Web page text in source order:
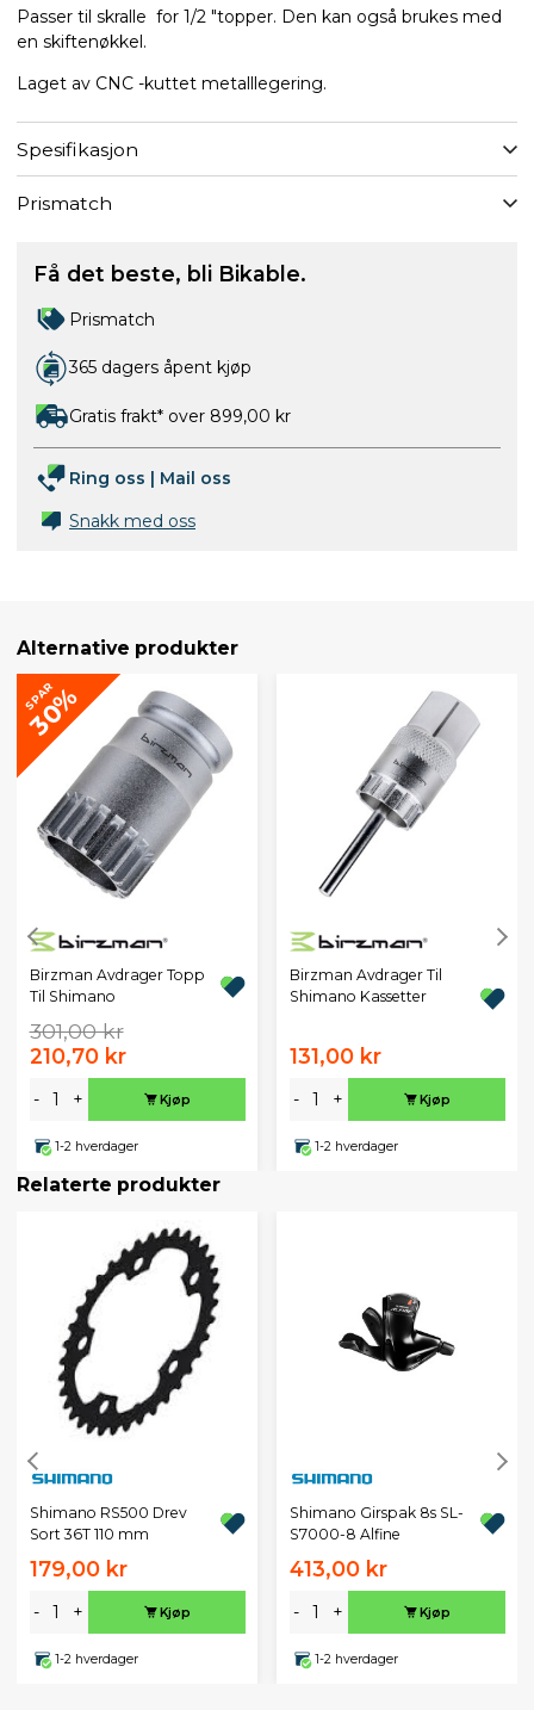
Passer til skralle for 1/2 "topper. Den kan også brukes med
en skiftenøkkel.
Laget av CNC -kuttet metalllegering.
Spesifikasjon
Prismatch
Få det beste, bli Bikable.
Prismatch
365 dagers åpent kjøp
Gratis frakt* over 899,00 kr
Ring oss | Mail oss
Snakk med oss
Alternative produkter
SPAR
30%
Birzman Avdrager Topp
Til Shimano
301,00 kr
210,70 kr
- + Kjøp
1-2 hverdager
Birzman Avdrager Til
Shimano Kassetter
131,00 kr
- + Kjøp
1-2 hverdager
Relaterte produkter
Shimano RS500 Drev
Sort 36T 110 mm
179,00 kr
- + Kjøp
1-2 hverdager
Shimano Girspak 8s SL-
S7000-8 Alfine
413,00 kr
- + Kjøp
1-2 hverdager